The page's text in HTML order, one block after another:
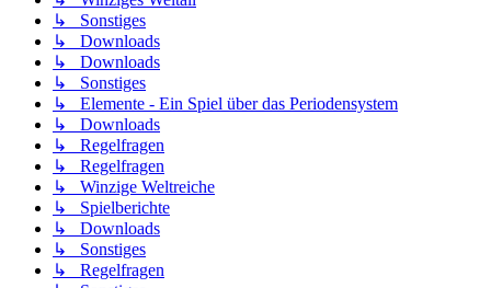
↳ Sonstiges
↳ Downloads
↳ Downloads
↳ Sonstiges
↳ Elemente - Ein Spiel über das Periodensystem
↳ Downloads
↳ Regelfragen
↳ Regelfragen
↳ Winzige Weltreiche
↳ Spielberichte
↳ Downloads
↳ Sonstiges
↳ Regelfragen